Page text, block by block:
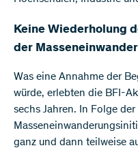
Keine Wiederholung
der
Was eine Annahme der
würde, erlebten die BFI-
sechs Jahren. In Folge
ganz und dann teilweise